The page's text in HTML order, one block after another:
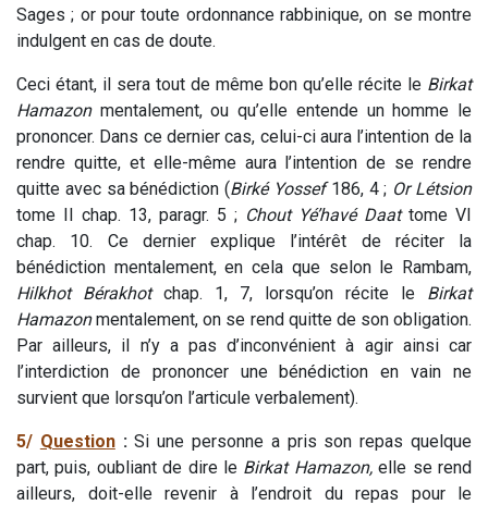
Sages ; or pour toute ordonnance rabbinique, on se montre
indulgent en cas de doute.
Ceci étant, il sera tout de même bon qu’elle récite le Birkat
Hamazon mentalement, ou qu’elle entende un homme le
prononcer. Dans ce dernier cas, celui-ci aura l’intention de la
rendre quitte, et elle-même aura l’intention de se rendre
quitte avec sa bénédiction (Birké Yossef186, 4 ; Or Létsion
tome II chap. 13, paragr. 5 ; Chout Yé’havé Daattome VI
chap. 10. Ce dernier explique l’intérêt de réciter la
bénédiction mentalement, en cela que selon le Rambam,
Hilkhot Bérakhot chap. 1, 7, lorsqu’on récite le Birkat
Hamazonmentalement, on se rend quitte de son obligation.
Par ailleurs, il n’y a pas d’inconvénient à agir ainsi car
l’interdiction de prononcer une bénédiction en vain ne
survient que lorsqu’on l’articule verbalement).
5/ Question:Si une personne a pris son repas quelque
part, puis, oubliant de dire le Birkat Hamazon,elle se rend
ailleurs, doit-elle revenir à l’endroit du repas pour le